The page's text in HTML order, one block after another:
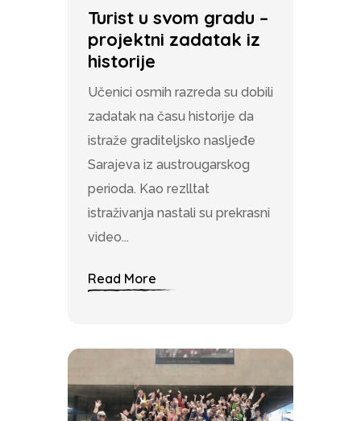
Turist u svom gradu –
projektni zadatak iz
historije
Učenici osmih razreda su dobili
zadatak na času historije da
istraže graditeljsko nasljeđe
Sarajeva iz austrougarskog
perioda. Kao rezlltat
istraživanja nastali su prekrasni
video...
Read More